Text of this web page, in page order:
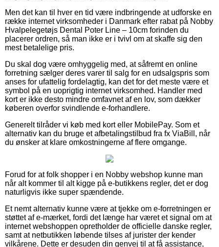
Men det kan til hver en tid være indbringende at udforske en
række internet virksomheder i Danmark efter rabat på Nobby
Hvalpelegetøjs Dental Poter Line – 10cm forinden du
placerer ordren, så man ikke er i tvivl om at skaffe sig den
mest betalelige pris.
Du skal dog være omhyggelig med, at såfremt en online
forretning sælger deres varer til salg for en udsalgspris som
anses for ufattelig fordelagtig, kan det for det meste være et
symbol på en uoprigtig internet virksomhed. Handler med
kort er ikke desto mindre omfavnet af en lov, som dækker
køberen overfor svindlende e-forhandlere.
Generelt tilråder vi køb med kort eller MobilePay. Som et
alternativ kan du bruge et afbetalingstilbud fra fx ViaBill, når
du ønsker at klare omkostningerne af flere omgange.
Forud for at folk shopper i en Nobby webshop kunne man
når alt kommer til alt kigge på e-butikkens regler, det er dog
naturligvis ikke super spændende.
Et nemt alternativ kunne være at tjekke om e-forretningen er
støttet af e-mærket, fordi det længe har været et signal om at
internet webshoppen opretholder de officielle danske regler,
samt at netbutikken løbende tilses af jurister der kender
vilkårene. Dette er desuden din genvej til at få assistance,